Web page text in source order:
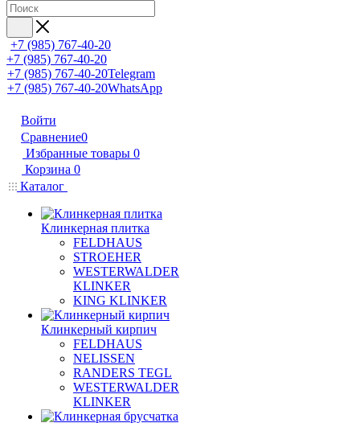
+7 (985) 767-40-20
+7 (985) 767-40-20
+7 (985) 767-40-20Telegram
+7 (985) 767-40-20WhatsApp
Войти
Сравнение0
Избранные товары 0
Корзина 0
Каталог
Клинкерная плитка
FELDHAUS
STROEHER
WESTERWALDER
KLINKER
KING KLINKER
Клинкерный кирпич
FELDHAUS
NELISSEN
RANDERS TEGL
WESTERWALDER
KLINKER